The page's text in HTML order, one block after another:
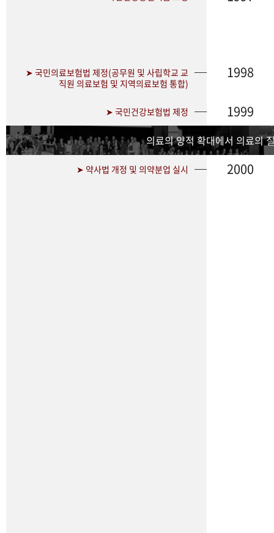
➤ 국민의료보험법 제정(공무원 및 사립학교 교
직원 의료보험 및 지역의료보험 통합)
1998
➤ 국민건강보험법 제정 1999
의료의 양적 확대에서 의료의
➤ 약사법 개정 및 의약분업 실시 2000